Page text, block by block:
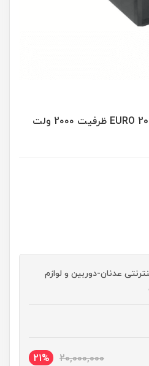
یو پی اس یورونت مدل EURO 2000 ظرفیت 2۰۰۰ ولت
عدنان-دوربین و لوازم
20,000,000
21%